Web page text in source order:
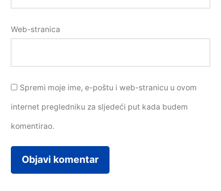
Web-stranica
Spremi moje ime, e-poštu i web-stranicu u ovom
internet pregledniku za sljedeći put kada budem
komentirao.